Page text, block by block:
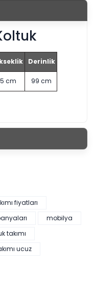
Derinlik
cm 99 cm
fiyatları
mobilya
takımı
ucuz